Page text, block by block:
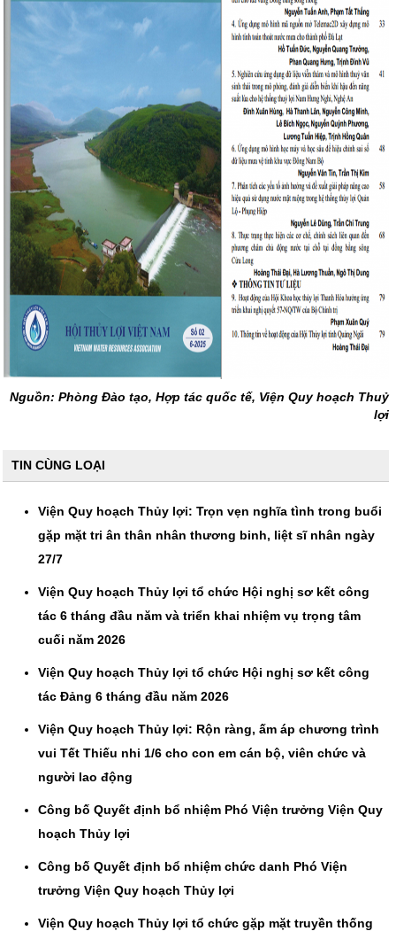
Nguồn: Phòng Đào tạo, Hợp tác quốc tế, Viện Quy hoạch Thuỷ
lợi
TIN CÙNG LOẠI
Viện Quy hoạch Thủy lợi: Trọn vẹn nghĩa tình trong buổi
gặp mặt tri ân thân nhân thương binh, liệt sĩ nhân ngày
27/7
Viện Quy hoạch Thủy lợi tổ chức Hội nghị sơ kết công
tác 6 tháng đầu năm và triển khai nhiệm vụ trọng tâm
cuối năm 2026
Viện Quy hoạch Thủy lợi tổ chức Hội nghị sơ kết công
tác Đảng 6 tháng đầu năm 2026
Viện Quy hoạch Thủy lợi: Rộn ràng, ấm áp chương trình
vui Tết Thiếu nhi 1/6 cho con em cán bộ, viên chức và
người lao động
Công bố Quyết định bổ nhiệm Phó Viện trưởng Viện Quy
hoạch Thủy lợi
Công bố Quyết định bổ nhiệm chức danh Phó Viện
trưởng Viện Quy hoạch Thủy lợi
Viện Quy hoạch Thủy lợi tổ chức gặp mặt truyền thống